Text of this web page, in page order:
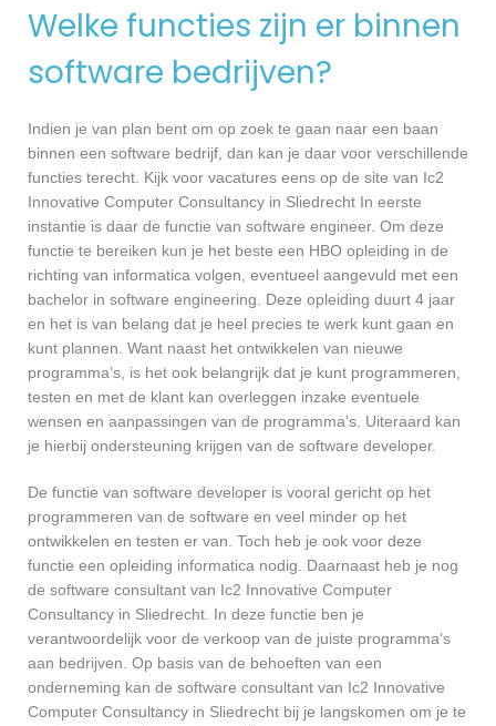
Welke functies zijn er binnen
software bedrijven?
Indien je van plan bent om op zoek te gaan naar een baan
binnen een software bedrijf, dan kan je daar voor verschillende
functies terecht. Kijk voor vacatures eens op de site van Ic2
Innovative Computer Consultancy in Sliedrecht In eerste
instantie is daar de functie van software engineer. Om deze
functie te bereiken kun je het beste een HBO opleiding in de
richting van informatica volgen, eventueel aangevuld met een
bachelor in software engineering. Deze opleiding duurt 4 jaar
en het is van belang dat je heel precies te werk kunt gaan en
kunt plannen. Want naast het ontwikkelen van nieuwe
programma’s, is het ook belangrijk dat je kunt programmeren,
testen en met de klant kan overleggen inzake eventuele
wensen en aanpassingen van de programma’s. Uiteraard kan
je hierbij ondersteuning krijgen van de software developer.
De functie van software developer is vooral gericht op het
programmeren van de software en veel minder op het
ontwikkelen en testen er van. Toch heb je ook voor deze
functie een opleiding informatica nodig. Daarnaast heb je nog
de software consultant van Ic2 Innovative Computer
Consultancy in Sliedrecht. In deze functie ben je
verantwoordelijk voor de verkoop van de juiste programma’s
aan bedrijven. Op basis van de behoeften van een
onderneming kan de software consultant van Ic2 Innovative
Computer Consultancy in Sliedrecht bij je langskomen om je te